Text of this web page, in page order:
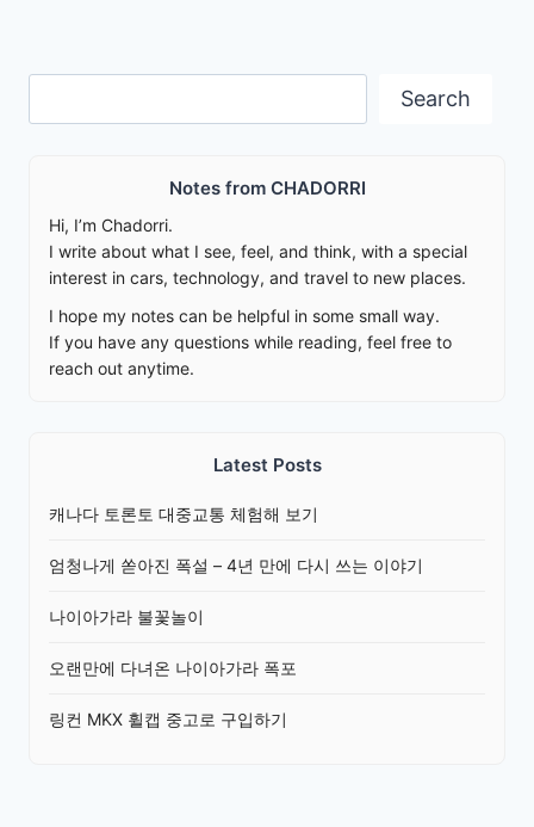
Search
Notes from CHADORRI
Hi, I’m Chadorri.
I write about what I see, feel, and think, with a special
interest in cars, technology, and travel to new places.
I hope my notes can be helpful in some small way.
If you have any questions while reading, feel free to
reach out anytime.
Latest Posts
캐나다 토론토 대중교통 체험해 보기
엄청나게 쏟아진 폭설 – 4년 만에 다시 쓰는 이야기
나이아가라 불꽃놀이
오랜만에 다녀온 나이아가라 폭포
링컨 MKX 휠캡 중고로 구입하기